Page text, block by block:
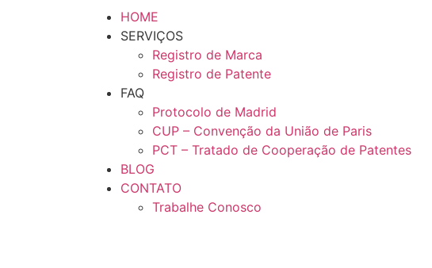
HOME
SERVIÇOS
Registro de Marca
Registro de Patente
FAQ
Protocolo de Madrid
CUP – Convenção da União de Paris
PCT – Tratado de Cooperação de Patentes
BLOG
CONTATO
Trabalhe Conosco